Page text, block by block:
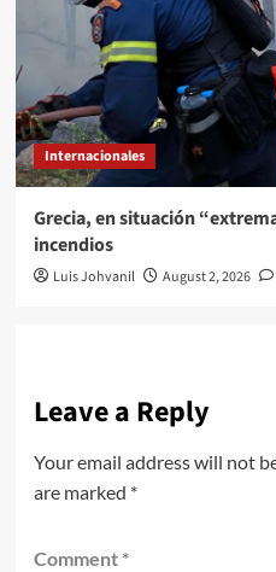
Internacionales
Grecia, en situación
incendios
Luis Johvanil August 2, 2026
Leave a Reply
Your email address will not
are marked *
Comment *